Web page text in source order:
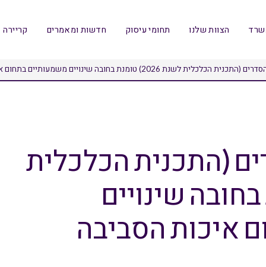
הצוות שלנו תחומי עיסוק חדשות ומאמרים קריירה
לשנת 2026) טומנת בחובה שינויים משמעותיים בתחום איכות הסביבה
(התכנית הכלכלית
בחובה שינויים
איכות הסביבה